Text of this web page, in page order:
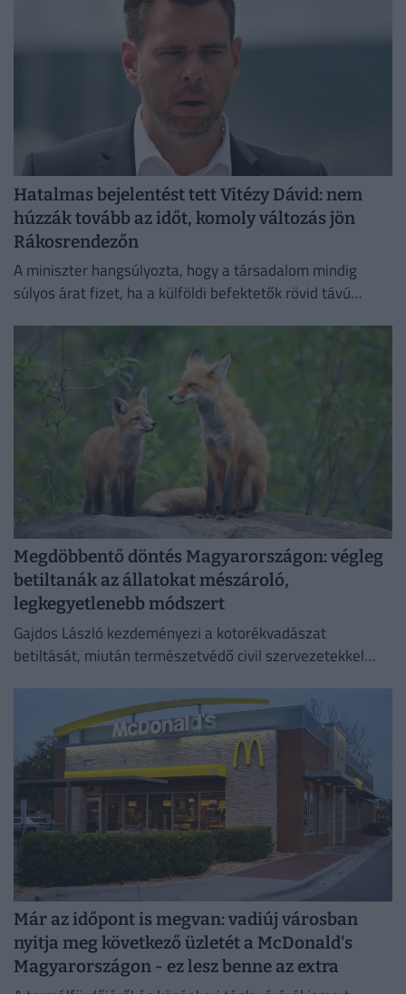
Hatalmas bejelentést tett Vitézy Dávid: nem
húzzák tovább az időt, komoly változás jön
Rákosrendezőn
A miniszter hangsúlyozta, hogy a társadalom mindig
súlyos árat fizet, ha a külföldi befektetők rövid távú
Megdöbbentő döntés Magyarországon: végleg
betiltanák az állatokat mészároló,
legkegyetlenebb módszert
Gajdos László kezdeményezi a kotorékvadászat
betiltását, miután természetvédő civil szervezetekkel
Már az időpont is megvan: vadiúj városban
nyitja meg következő üzletét a McDonald's
Magyarországon - ez lesz benne az extra